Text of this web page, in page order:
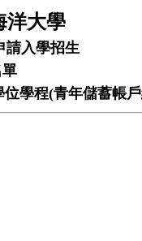
洋大學
請入學招生
位學程(青年儲蓄帳